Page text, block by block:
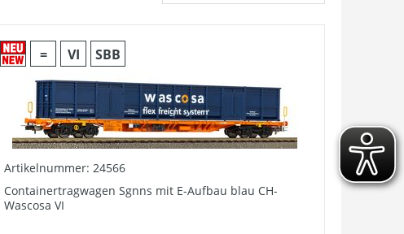
= VI SBB
Artikelnummer: 24566
Containertragwagen Sgnns mit E-Aufbau blau CH-
Wascosa VI